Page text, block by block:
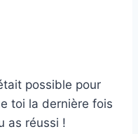
possible pour
toi la dernière fois
as réussi !